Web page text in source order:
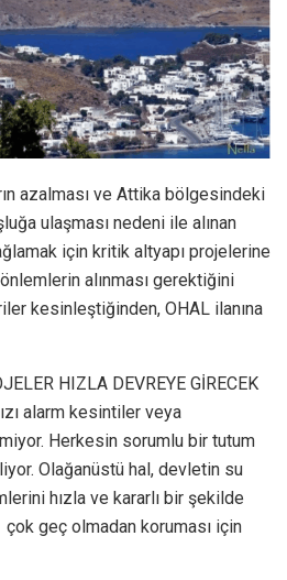
azalması ve Attika bölgesindeki
ulaşması nedeni ile alınan
için kritik altyapı projelerine
alınması gerektiğini
kesinleştiğinden, OHAL ilanına
HIZLA DEVREYE GİRECEK
alarm kesintiler veya
Herkesin sorumlu bir tutum
Olağanüstü hal, devletin su
hızla ve kararlı bir şekilde
geç olmadan koruması için